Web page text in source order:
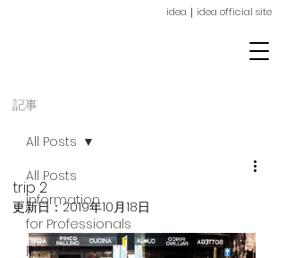
idea｜idea official site
顔周りレイヤー｜TOKIO｜ヘッドスパ｜髪質改善｜イルミナカラー｜栄駅5分
記事
All Posts
information
for Professionals
photo
All Posts
trip 2
更新日：2019年10月18日